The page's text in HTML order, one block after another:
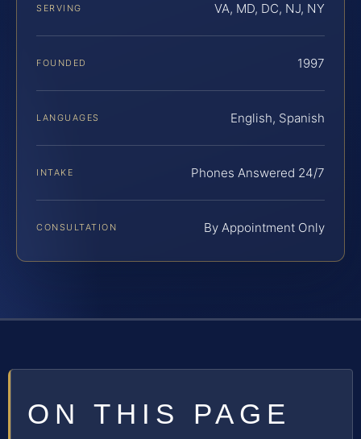
SERVING VA, MD, DC, NJ, NY
FOUNDED 1997
LANGUAGES English, Spanish
INTAKE Phones Answered 24/7
CONSULTATION By Appointment Only
ON THIS PAGE